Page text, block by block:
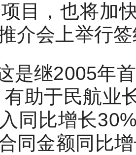
目，也将加
介会上举行
是继2005年
助于民航业
同比增长
同金额同比